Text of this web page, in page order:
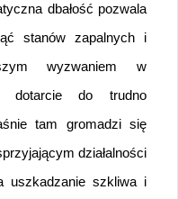
dbałość pozwala
stanów zapalnych i
wyzwaniem w
dotarcie do trudno
tam gromadzi się
działalności
uszkadzanie szkliwa i